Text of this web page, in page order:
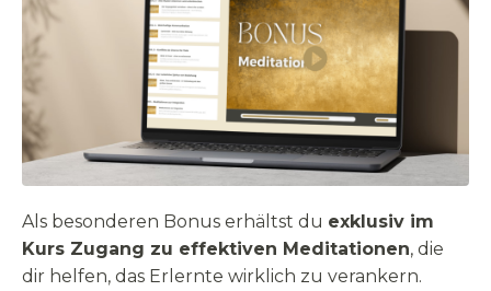
Als besonderen Bonus erhältst du exklusiv im
Kurs Zugang zu effektiven Meditationen, die
dir helfen, das Erlernte wirklich zu verankern.